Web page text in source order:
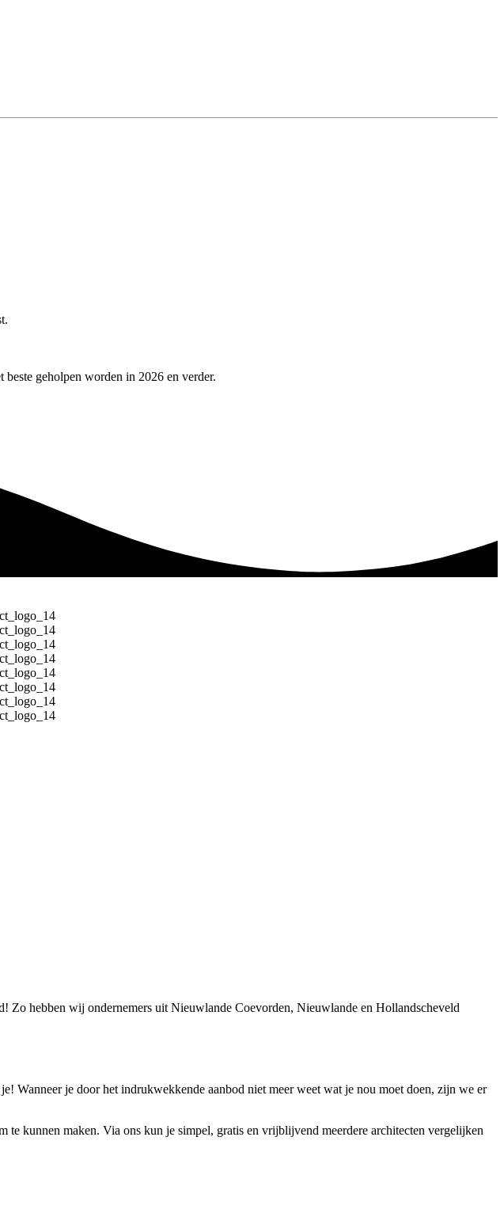
beste geholpen worden in 2026 en verder.
Zo hebben wij ondernemers uit Nieuwlande Coevorden, Nieuwlande en Hollandscheveld
Wanneer je door het indrukwekkende aanbod niet meer weet wat je nou moet doen, zijn we er
kunnen maken. Via ons kun je simpel, gratis en vrijblijvend meerdere architecten vergelijken